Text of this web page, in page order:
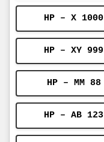
HP – X 1000
HP – XY 999
HP – MM 88
HP – AB 123